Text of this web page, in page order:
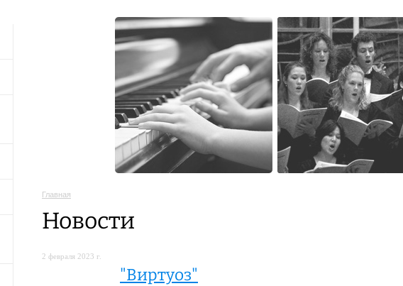
Главная
Новости
2 февраля 2023 г.
"Виртуоз"